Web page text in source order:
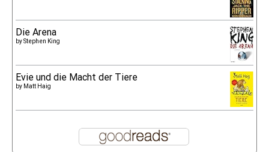
Die Arena
byStephen King
Evie und die Macht der Tiere
by Matt Haig